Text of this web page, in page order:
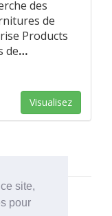
site,
pour
des
de
Products
de…
Visualisez